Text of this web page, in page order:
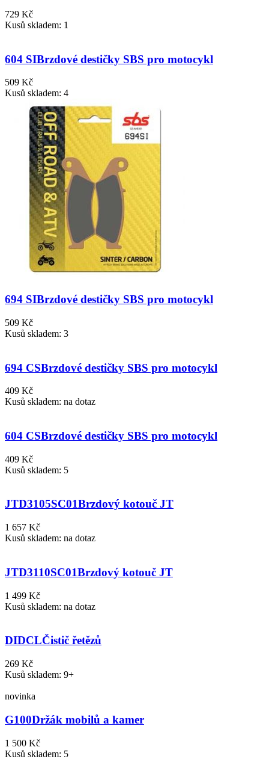
729 Kč
Kusů skladem: 1
604 SIBrzdové destičky SBS pro motocykl
509 Kč
Kusů skladem: 4
694 SIBrzdové destičky SBS pro motocykl
509 Kč
Kusů skladem: 3
694 CSBrzdové destičky SBS pro motocykl
409 Kč
Kusů skladem: na dotaz
604 CSBrzdové destičky SBS pro motocykl
409 Kč
Kusů skladem: 5
JTD3105SC01Brzdový kotouč JT
1 657 Kč
Kusů skladem: na dotaz
JTD3110SC01Brzdový kotouč JT
1 499 Kč
Kusů skladem: na dotaz
DIDCLČistič řetězů
269 Kč
Kusů skladem: 9+
novinka
G100Držák mobilů a kamer
1 500 Kč
Kusů skladem: 5